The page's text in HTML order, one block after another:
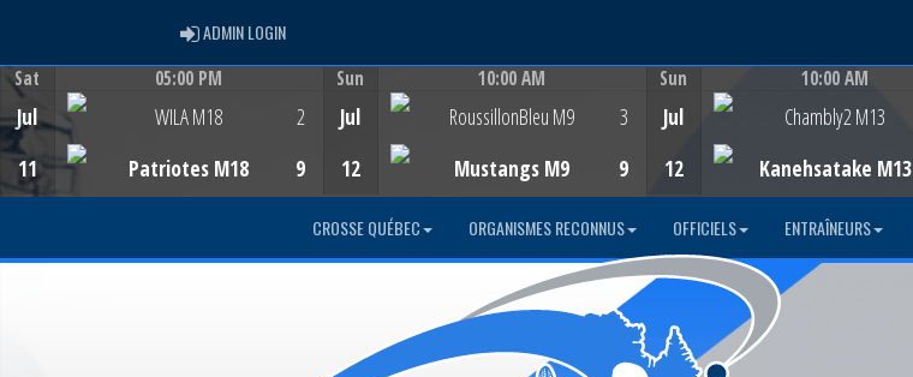
ADMIN LOGINADMIN LOGIN
Sat
Jul
11
05:00 PM
WILA M18
Patriotes M18
2
9
Sun
Jul
12
10:00 AM
RoussillonBleu M9
Mustangs M9
3
9
Sun
Jul
12
10:00 AM
Chambly2 M13
Kanehsatake M13
CROSSE QUÉBEC ORGANISMES RECONNUS OFFICIELS ENTRAÎNEURS